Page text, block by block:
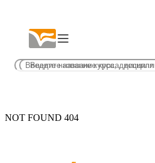
NOT FOUND 404